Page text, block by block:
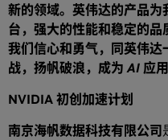
新的领域。英伟达的产品
台，强大的性能和稳定的
我们信心和勇气，同英伟达
战，扬帆破浪，成为 AI 应
NVIDIA 初创加速计划
南京海帆数据科技有限公司